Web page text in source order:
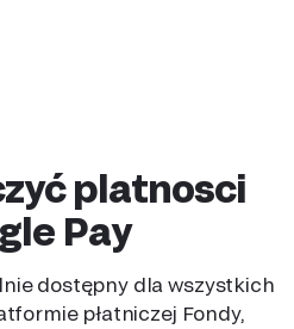
Pay
dostępny dla wszystkich
płatniczej Fondy,